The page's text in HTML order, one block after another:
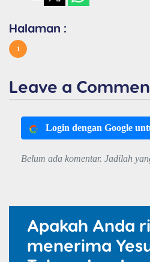
Halaman :
1
Leave a
Login dengan Google
Belum ada komentar. Jadilah
Apakah Anda
menerima